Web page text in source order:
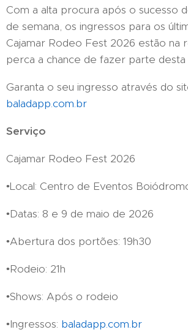
Com a alta procura após o sucesso
de semana, os ingressos para os
Cajamar Rodeo Fest 2026 estão na
perca a chance de fazer parte desta
Garanta o seu ingresso através do
baladapp.com.br
Serviço
Cajamar Rodeo Fest 2026
•Local: Centro de Eventos
•Datas: 8 e 9 de maio de 2026
•Abertura dos portões: 19h30
•Rodeio: 21h
•Shows: Após o rodeio
•Ingressos: baladapp.com.br